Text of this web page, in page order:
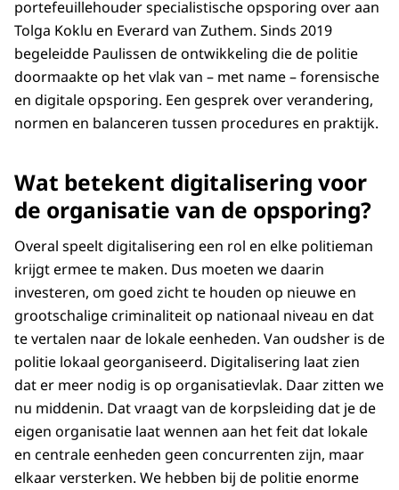
portefeuillehouder specialistische opsporing over aan
Tolga Koklu en Everard van Zuthem. Sinds 2019
begeleidde Paulissen de ontwikkeling die de politie
doormaakte op het vlak van – met name – forensische
en digitale opsporing. Een gesprek over verandering,
normen en balanceren tussen procedures en praktijk.
Wat betekent digitalisering voor
de organisatie van de opsporing?
Overal speelt digitalisering een rol en elke politieman
krijgt ermee te maken. Dus moeten we daarin
investeren, om goed zicht te houden op nieuwe en
grootschalige criminaliteit op nationaal niveau en dat
te vertalen naar de lokale eenheden. Van oudsher is de
politie lokaal georganiseerd. Digitalisering laat zien
dat er meer nodig is op organisatievlak. Daar zitten we
nu middenin. Dat vraagt van de korpsleiding dat je de
eigen organisatie laat wennen aan het feit dat lokale
en centrale eenheden geen concurrenten zijn, maar
elkaar versterken. We hebben bij de politie enorme